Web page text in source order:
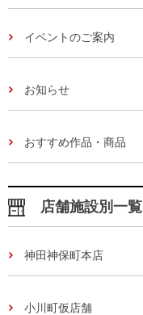
イベントのご案内
お知らせ
おすすめ作品・商品
店舗施設別一覧
神田神保町本店
小川町仮店舗